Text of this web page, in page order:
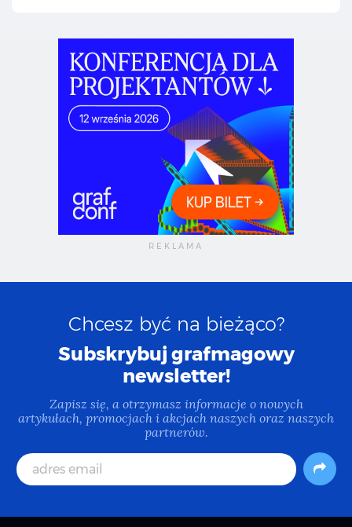
Chcesz być na bieżąco?
Subskrybuj grafmagowy
newsletter!
Zapisz się, a otrzymasz informacje o nowych
artykułach, promocjach i akcjach naszych oraz naszych
partnerów.